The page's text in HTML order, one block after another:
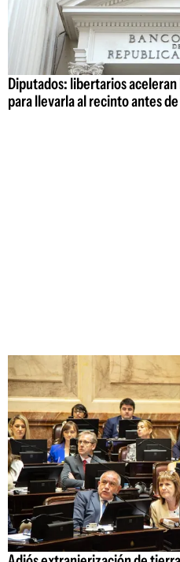
Diputados: libertarios
para llevarla al recinto antes